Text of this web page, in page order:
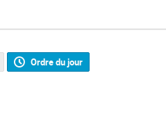
Ordre du jour